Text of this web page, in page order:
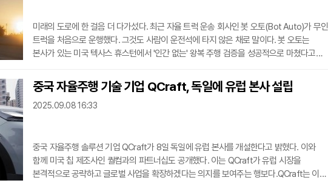
미래의 도로에 한 걸음 더 다가섰다. 최근 자율 트럭 운송 회사인 봇 오토(Bot Auto)가 무인
트럭을 처음으로 운행했다. 그것도 사람이 운전석에 타지 않은 채로 말이다. 봇 오토는
본사가 있는 미국 텍사스 휴스턴에서 '인간 없는' 왕복 주행 검증을 성공적으로 마쳤다고
공학회, Society of Automotive Engineers)의 레벨 4 자율주행 트럭이 운전석이나 원격
지원 없이 정해진 구역 내에서 스스로 움직였다. 약 40마일(약 64km)을 55분 동안
왕복했다. 주행 경로는 휴스턴 외곽 케이티에 있는 트럭 주차장을 출발해 미국 90번
중국 자율주행 기술 기업 QCraft, 독일에 유럽 본사 설립
2025.09.08 16:33
중국 자율주행 솔루션 기업 QCraft가 8일 독일에 유럽 본사를 개설한다고 밝혔다. 이와
함께 미국 칩 제조사인 퀄컴과의 파트너십도 공개했다. 이는 QCraft가 유럽 시장을
본격적으로 공략하고 글로벌 사업을 확장하겠다는 의지를 보여주는 행보다.QCraft는 이미